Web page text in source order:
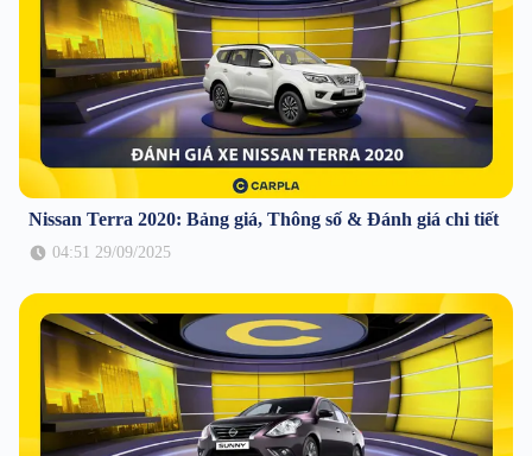
Nissan Terra 2020: Bảng giá, Thông số & Đánh giá chi tiết
04:51 29/09/2025